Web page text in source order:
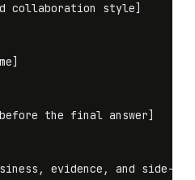
collaboration style]
the final answer]
evidence, and side-